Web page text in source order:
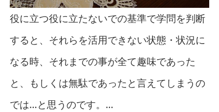
役に立つ役に立たないでの基準で学問を判断
すると、それらを活用できない状態・状況に
なる時、それまでの事が全て趣味であった
と、もしくは無駄であったと言えてしまうの
では…と思うのです。…